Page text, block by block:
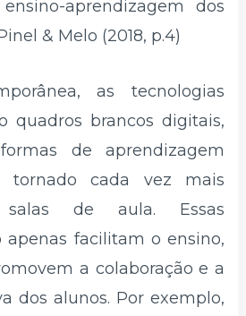
aprendizagem dos
& Melo (2018, p.4)
as tecnologias
quadros brancos digitais,
de aprendizagem
cada vez mais
de aula. Essas
apenas facilitam o ensino,
a colaboração e a
dos alunos. Por exemplo,